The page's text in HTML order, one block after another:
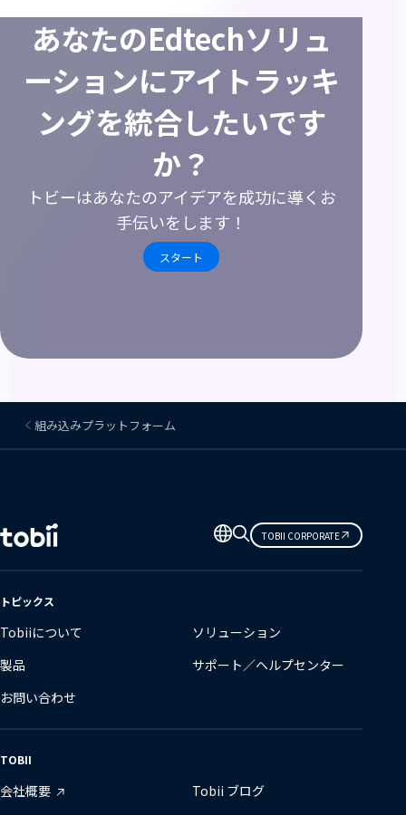
あなたのEdtechソリュ
ーションにアイトラッキ
ングを統合したいです
か？
トビーはあなたのアイデアを成功に導くお
手伝いをします！
スタート
組み込みプラットフォーム
言
語
の
更
TOBII CORPORATE
トピックス
Tobiiについて
ソリューション
製品
サポート／ヘルプセンター
お問い合わせ
TOBII
会社概要
Tobii ブログ